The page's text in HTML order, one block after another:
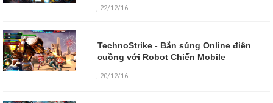
, 22/12/16
TechnoStrike - Bắn súng Online điên
cuồng với Robot Chiến Mobile
, 20/12/16